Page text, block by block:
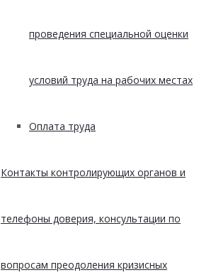
проведения специальной оценки
условий труда на рабочих местах
Оплата труда
Контакты контролирующих органов и
телефоны доверия, консультации по
вопросам преодоления кризисных